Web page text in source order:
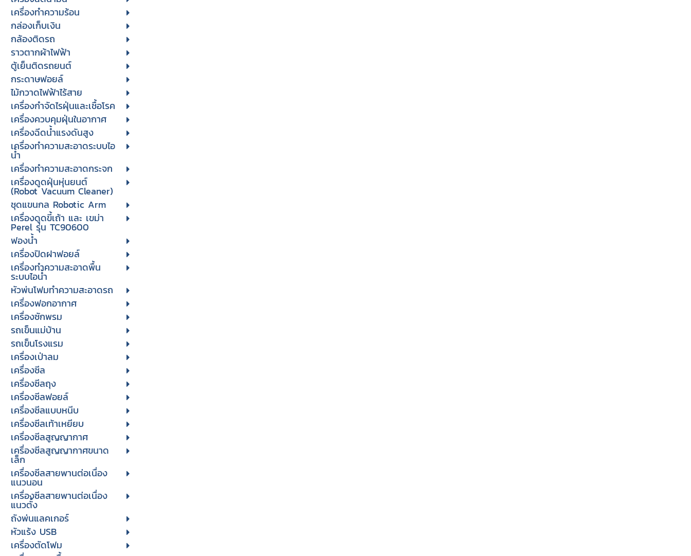
เครื่องทำความร้อน
กล่องเก็บเงิน
กล้องติดรถ
ราวตากผ้าไฟฟ้า
ตู้เย็นติดรถยนต์
กระดาษฟอยล์
ไม้กวาดไฟฟ้าไร้สาย
เครื่องกำจัดไรฝุ่นและเชื้อโรค
เครื่องควบคุมฝุ่นในอากาศ
เครื่องฉีดน้ำแรงดันสูง
เครื่องทำความสะอาดระบบไอ
น้ำ
เครื่องทำความสะอาดกระจก
เครื่องดูดฝุ่นหุ่นยนต์
(Robot Vacuum Cleaner)
ชุดแขนกล Robotic Arm
เครื่องดูดขี้เถ้า และ เขม่า
Perel รุ่น TC90600
ฟองน้ำ
เครื่องปิดฝาฟอยล์
เครื่องทำความสะอาดพื้น
ระบบไอน้ำ
หัวพ่นโฟมทำความสะอาดรถ
เครื่องฟอกอากาศ
เครื่องซักพรม
รถเข็นแม่บ้าน
รถเข็นโรงแรม
เครื่องเป่าลม
เครื่องซีล
เครื่องซีลถุง
เครื่องซีลฟอยล์
เครื่องซีลแบบหนีบ
เครื่องซีลเท้าเหยียบ
เครื่องซีลสูญญากาศ
เครื่องซีลสูญญากาศขนาด
เล็ก
เครื่องซีลสายพานต่อเนื่อง
แนวนอน
เครื่องซีลสายพานต่อเนื่อง
แนวตั้ง
ถังพ่นแลคเกอร์
หัวแร้ง USB
เครื่องตัดโฟม